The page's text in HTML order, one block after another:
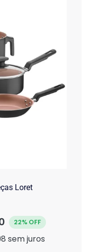
Loret
22% OFF
sem juros